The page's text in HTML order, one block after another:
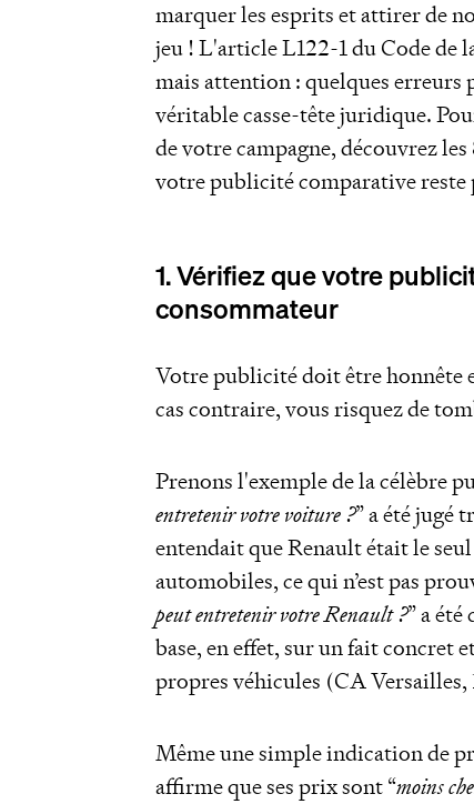
marquer les esprits et attirer de
jeu ! L'article L122-1 du Code de
mais attention : quelques
véritable casse-tête juridique.
de votre campagne, découvrez
votre publicité comparative
1. Vérifiez que votre
consommateur
Votre publicité doit être honnête
cas contraire, vous risquez de
Prenons l'exemple de la célèbre
entretenir votre voiture ?” a été jugé
entendait que Renault était le
automobiles, ce qui n’est pas
peut entretenir votre Renault ?” a
base, en effet, sur un fait concret
propres véhicules (CA
Même une simple indication de
affirme que ses prix sont “moins